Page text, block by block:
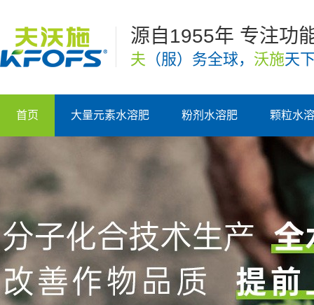
源自1955年 专注功
夫 （服）务全球， 沃施天
首页 大量元素水溶肥 粉剂水溶肥 颗粒水